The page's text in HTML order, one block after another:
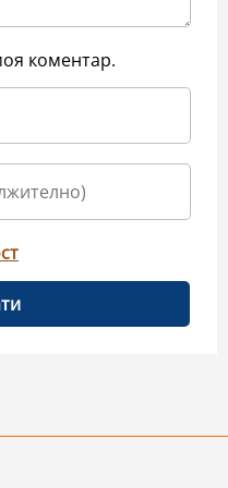
коментар.